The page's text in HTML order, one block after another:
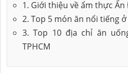
1. Giới thiệu về ẩm thực Ấn
2. Top 5 món ăn nổi tiếng
3. Top 10 địa chỉ ăn
TPHCM